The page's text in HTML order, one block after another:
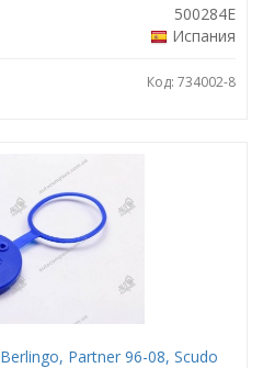
500284E
Испания
Код: 734002-8
Partner 96-08, Scudo